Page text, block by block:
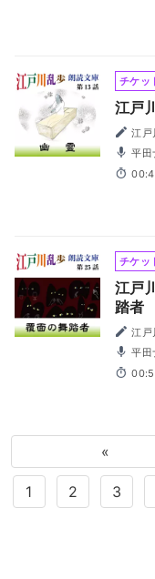
チケッ
江戸
江戸
平田
チケッ
江戸
踏者
江戸
平田
«
1 2 3